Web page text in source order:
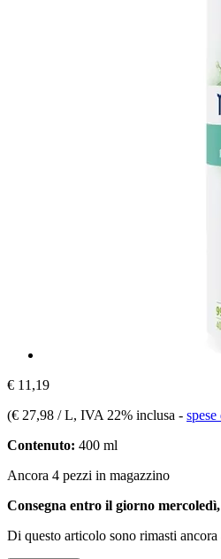
€ 11,19
(€ 27,98 / L, IVA 22% inclusa -
Contenuto: 400 ml
Ancora 4 pezzi in magazzino
Consegna entro il giorno mercoledì,
Di questo articolo sono rimasti